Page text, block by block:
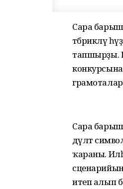
Сара
тәбрикләү
тапшырҙы.
конкурсына
Сара
дәүләт
ҡараны.
итеп алып